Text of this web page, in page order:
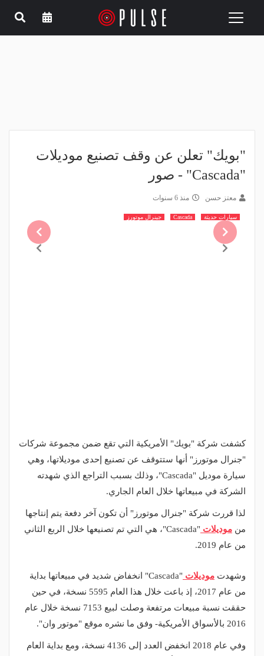
Toggle
"بويك" تعلن عن وقف تصنيع موديلات
"Cascada" - صور
معتز حسن منذ 6 سنوات
سيارات حديثة Cascada جينرال موتورز
كشفت شركة "بويك" الأمريكية التي تقع ضمن مجموعة شركات
"جنرال موتورز" أنها ستتوقف عن تصنيع إحدى موديلاتها، وهي
سيارة موديل "Cascada"، وذلك بسبب التراجع الذي شهدته
الشركة في مبيعاتها خلال العام الجاري.
لذا قررت شركة "جنرال موتورز" أن تكون آخر دفعة يتم إنتاجها
من موديلات
"Cascada"، هي التي تم تصنيعها خلال الربع الثاني
من عام 2019.
وشهدت موديلات
"Cascada" انخفاض شديد في مبيعاتها بداية
من عام 2017، إذ باعت خلال هذا العام 5595 نسخة، في حين
حققت نسبة مبيعات مرتفعة وصلت لبيع 7153 نسخة خلال عام
2016 بالأسواق الأمريكية- وفق ما نشره موقع "موتور وان".
وفي عام 2018 انخفض العدد إلى 4136 نسخة، ومع بداية العام